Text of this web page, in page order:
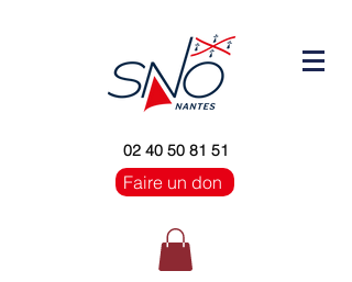
02 40 50 81 51
Faire un don